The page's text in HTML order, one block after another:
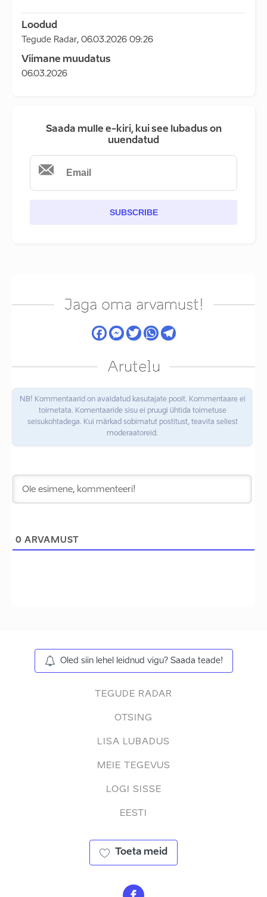
Loodud
Tegude Radar, 06.03.2026 09:26
Viimane muudatus
06.03.2026
Saada mulle e-kiri, kui see lubadus on
uuendatud
SUBSCRIBE
Jaga oma arvamust!
Arutelu
NB! Kommentaarid on avaldatud kasutajate poolt. Kommentaare ei
toimetata. Komentaaride sisu ei pruugi ühtida toimetuse
seisukohtadega. Kui märkad sobimatut postitust, teavita sellest
moderaatoreid.
0 ARVAMUST
Oled siin lehel leidnud vigu? Saada teade!
TEGUDE RADAR
OTSING
LISA LUBADUS
MEIE TEGEVUS
LOGI SISSE
EESTI
Toeta meid